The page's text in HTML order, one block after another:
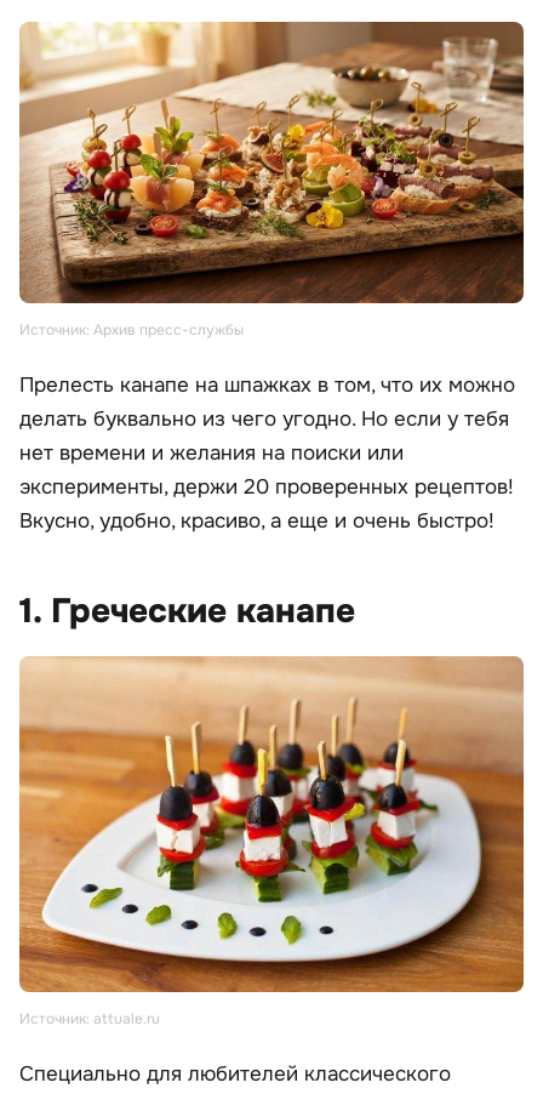
Источник: Архив пресс-службы
Прелесть канапе на шпажках в том, что их можно
делать буквально из чего угодно. Но если у тебя
нет времени и желания на поиски или
эксперименты, держи 20 проверенных рецептов!
Вкусно, удобно, красиво, а еще и очень быстро!
1. Греческие канапе
Источник: attuale.ru
Специально для любителей классического